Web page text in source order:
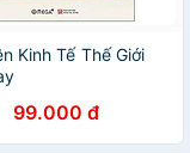
Kinh Tế Thế Giới
99.000 đ